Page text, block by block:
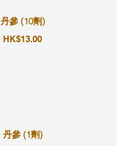
丹參 (10劑)
HK$13.00
丹參 (1劑)